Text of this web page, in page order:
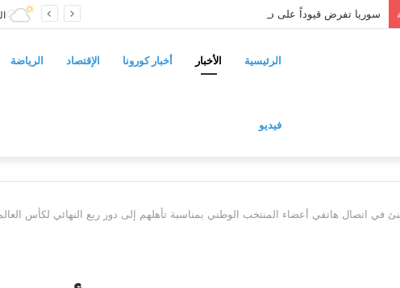
الرئيسية الأخبار أخبار كورونا الإقتصاد الرياضة
فيديو
في اتصال هاتفي أعضاء المنتخب الوطني بمناسبة تأهلهم إلى دور ربع النهائي لكأس